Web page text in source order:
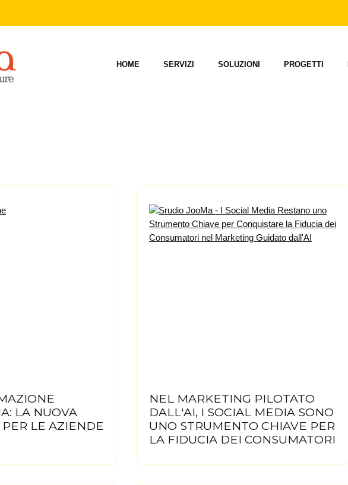
HOME SERVIZI SOLUZIONI PROGETTI
LA NUOVA
LE AZIENDE
NEL MARKETING PILOTATO
DALL'AI, I SOCIAL MEDIA SONO
UNO STRUMENTO CHIAVE PER
LA FIDUCIA DEI CONSUMATORI